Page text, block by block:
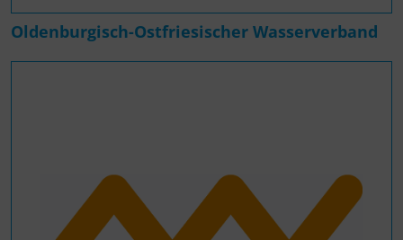
Oldenburgisch-Ostfriesischer Wasserverband